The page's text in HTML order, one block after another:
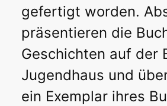
gefertigt worden.
präsentieren die
Geschichten auf der
Jugendhaus und
ein Exemplar ihres